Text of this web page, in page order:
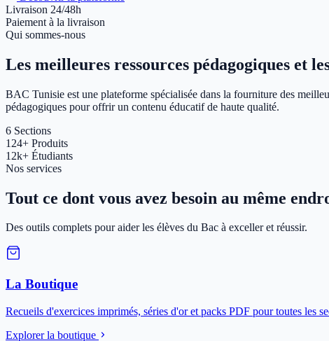
Livraison 24/48h
Paiement à la livraison
Qui sommes-nous
Les meilleures ressources pédagogiques et
BAC Tunisie est une plateforme spécialisée dans la fourniture des
pédagogiques pour offrir un contenu éducatif de haute qualité.
6 Sections
124+ Produits
12k+ Étudiants
Nos services
Tout ce dont vous avez besoin au même
Des outils complets pour aider les élèves du Bac à exceller et réussir.
La Boutique
Recueils d'exercices imprimés, séries d'or et packs PDF pour toutes les
Explorer la boutique